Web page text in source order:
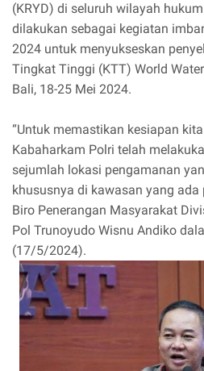
(KRYD) di seluruh wilayah
dilakukan sebagai kegiatan
2024 untuk menyukseskan
Tingkat Tinggi (KTT) World
Bali, 18-25 Mei 2024.
“Untuk memastikan kesiapan
Kabaharkam Polri telah
sejumlah lokasi pengamanan
khususnya di kawasan yang ada
Biro Penerangan Masyarakat
Pol Trunoyudo Wisnu Andiko
(17/5/2024).